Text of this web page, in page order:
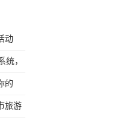
动
统，
的
旅游